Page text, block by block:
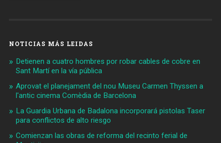
NOTICIAS MÁS LEIDAS
Detienen a cuatro hombres por robar cables de cobre en
Sant Martí en la vía pública
Aprovat el planejament del nou Museu Carmen Thyssen a
l'antic cinema Comèdia de Barcelona
La Guardia Urbana de Badalona incorporará pistolas Taser
para conflictos de alto riesgo
Comienzan las obras de reforma del recinto ferial de